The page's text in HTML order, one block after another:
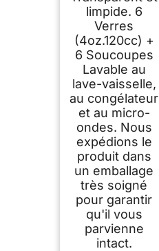
limpide. 6
Verres
(4oz.120cc) +
6 Soucoupes
Lavable au
lave-vaisselle,
au congélateur
et au micro-
ondes. Nous
expédions le
produit dans
un emballage
très soigné
pour garantir
qu'il vous
parvienne
intact.